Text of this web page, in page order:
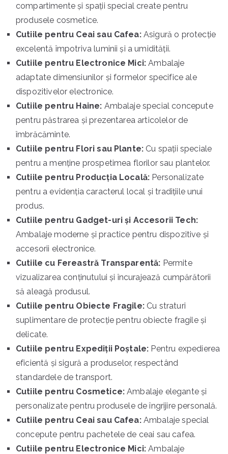
compartimente și spații special create pentru
produsele cosmetice.
Cutiile pentru Ceai sau Cafea:Asigură o protecție
excelentă împotriva luminii și a umidității.
Cutiile pentru Electronice Mici: Ambalaje
adaptate dimensiunilor și formelor specifice ale
dispozitivelor electronice.
Cutiile pentru Haine: Ambalaje special concepute
pentru păstrarea și prezentarea articolelor de
îmbrăcăminte.
Cutiile pentru Flori sau Plante: Cu spații speciale
pentru a menține prospetimea florilor sau plantelor.
Cutiile pentru Producția Locală: Personalizate
pentru a evidenția caracterul local și tradițiile unui
produs.
Cutiile pentru Gadget-uri și Accesorii Tech:
Ambalaje moderne și practice pentru dispozitive și
accesorii electronice.
Cutiile cu Fereastră Transparentă: Permite
vizualizarea conținutului și încurajează cumpărătorii
să aleagă produsul.
Cutiile pentru Obiecte Fragile:Cu straturi
suplimentare de protecție pentru obiecte fragile și
delicate.
Cutiile pentru Expediții Poștale: Pentru expedierea
eficientă și sigură a produselor, respectând
standardele de transport.
Cutiile pentru Cosmetice: Ambalaje elegante și
personalizate pentru produsele de îngrijire personală.
Cutiile pentru Ceai sau Cafea:Ambalaje special
concepute pentru pachetele de ceai sau cafea.
Cutiile pentru Electronice Mici: Ambalaje